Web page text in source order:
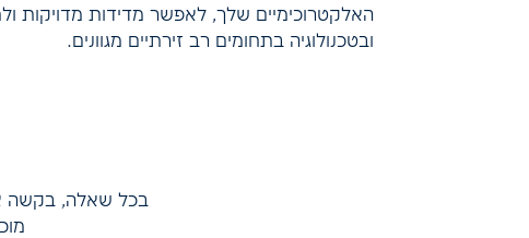
האלקטרוכימיים שלך, לאפשר מדידות מדויקות
ובטכנולוגיה בתחומים רב זירתיים מגוונים.
בכל שאלה, בקשה או